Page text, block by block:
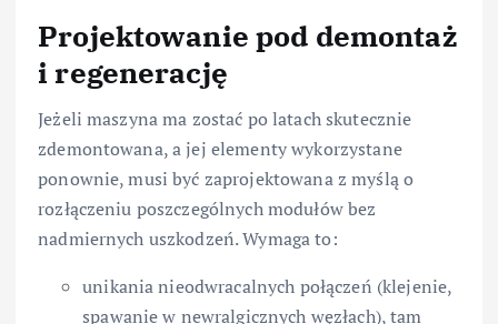
Projektowanie pod demontaż
i regenerację
Jeżeli maszyna ma zostać po latach skutecznie
zdemontowana, a jej elementy wykorzystane
ponownie, musi być zaprojektowana z myślą o
rozłączeniu poszczególnych modułów bez
nadmiernych uszkodzeń. Wymaga to:
unikania nieodwracalnych połączeń (klejenie,
spawanie w newralgicznych węzłach), tam